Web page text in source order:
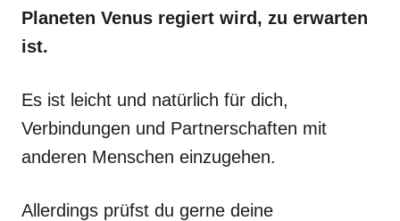
Planeten Venus regiert wird, zu erwarten
ist.
Es ist leicht und natürlich für dich,
Verbindungen und Partnerschaften mit
anderen Menschen einzugehen.
Allerdings prüfst du gerne deine